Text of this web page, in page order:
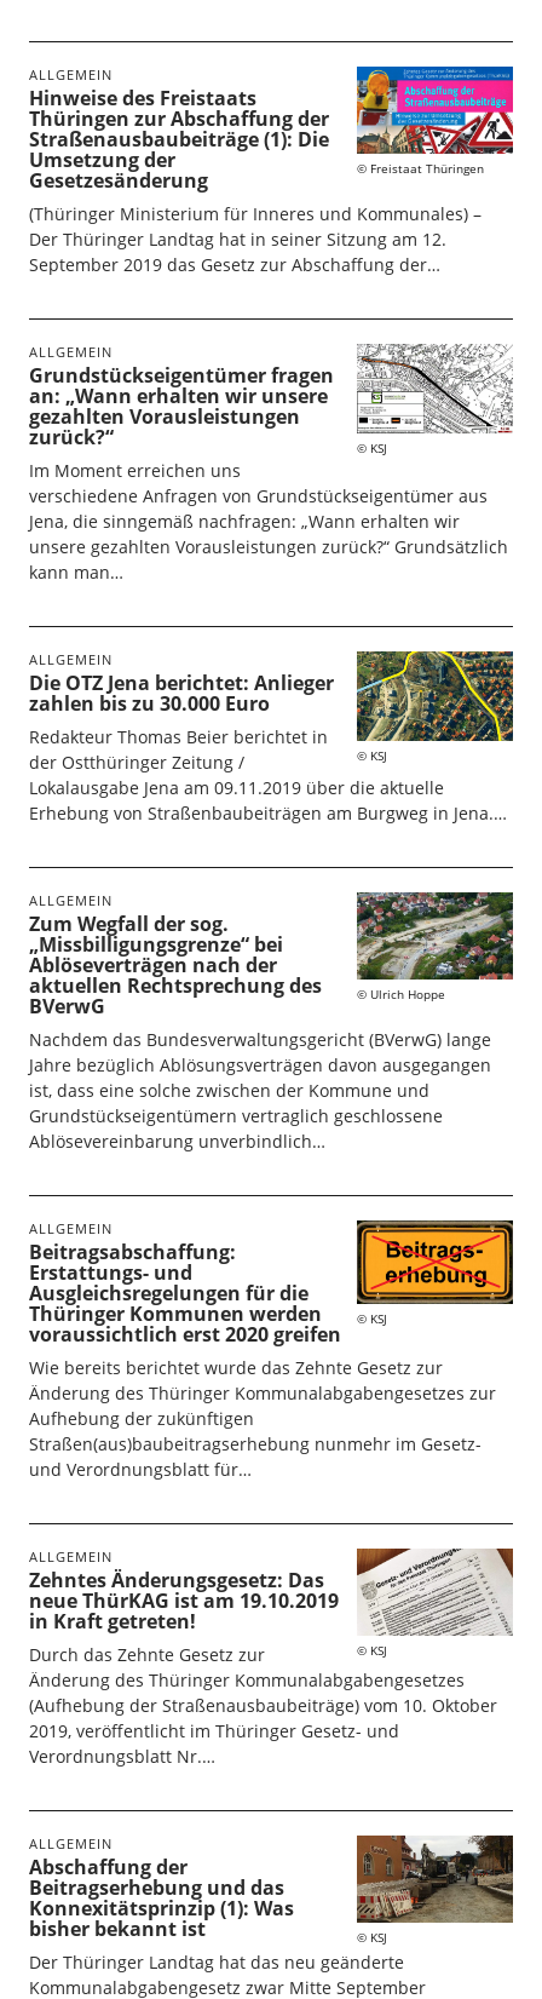
Freistaat Thüringen
ALLGEMEIN
Hinweise des Freistaats
Thüringen zur Abschaffung der
Straßenausbaubeiträge (1): Die
Umsetzung der
Gesetzesänderung
(Thüringer Ministerium für Inneres und Kommunales) –
Der Thüringer Landtag hat in seiner Sitzung am 12.
September 2019 das Gesetz zur Abschaffung der…
KSJ
ALLGEMEIN
Grundstückseigentümer fragen
an: „Wann erhalten wir unsere
gezahlten Vorausleistungen
zurück?“
Im Moment erreichen uns
verschiedene Anfragen von Grundstückseigentümer aus
Jena, die sinngemäß nachfragen: „Wann erhalten wir
unsere gezahlten Vorausleistungen zurück?“ Grundsätzlich
kann man…
KSJ
ALLGEMEIN
Die OTZ Jena berichtet: Anlieger
zahlen bis zu 30.000 Euro
Redakteur Thomas Beier berichtet in
der Ostthüringer Zeitung /
Lokalausgabe Jena am 09.11.2019 über die aktuelle
Erhebung von Straßenbaubeiträgen am Burgweg in Jena.…
Ulrich Hoppe
ALLGEMEIN
Zum Wegfall der sog.
„Missbilligungsgrenze“ bei
Ablöseverträgen nach der
aktuellen Rechtsprechung des
BVerwG
Nachdem das Bundesverwaltungsgericht (BVerwG) lange
Jahre bezüglich Ablösungsverträgen davon ausgegangen
ist, dass eine solche zwischen der Kommune und
Grundstückseigentümern vertraglich geschlossene
Ablösevereinbarung unverbindlich…
KSJ
ALLGEMEIN
Beitragsabschaffung:
Erstattungs- und
Ausgleichsregelungen für die
Thüringer Kommunen werden
voraussichtlich erst 2020 greifen
Wie bereits berichtet wurde das Zehnte Gesetz zur
Änderung des Thüringer Kommunalabgabengesetzes zur
Aufhebung der zukünftigen
Straßen(aus)baubeitragserhebung nunmehr im Gesetz-
und Verordnungsblatt für…
KSJ
ALLGEMEIN
Zehntes Änderungsgesetz: Das
neue ThürKAG ist am 19.10.2019
in Kraft getreten!
Durch das Zehnte Gesetz zur
Änderung des Thüringer Kommunalabgabengesetzes
(Aufhebung der Straßenausbaubeiträge) vom 10. Oktober
2019, veröffentlicht im Thüringer Gesetz- und
Verordnungsblatt Nr.…
KSJ
ALLGEMEIN
Abschaffung der
Beitragserhebung und das
Konnexitätsprinzip (1): Was
bisher bekannt ist
Der Thüringer Landtag hat das neu geänderte
Kommunalabgabengesetz zwar Mitte September